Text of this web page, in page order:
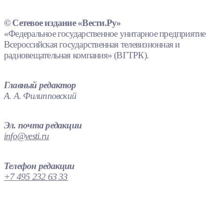
© Сетевое издание «Вести.Ру»
«Федеральное государственное унитарное предприятие
Всероссийская государственная телевизионная и
радиовещательная компания» (ВГТРК).
Главный редактор
А. А. Филипповский
Эл. почта редакции
info@vesti.ru
Телефон редакции
+7 495 232 63 33